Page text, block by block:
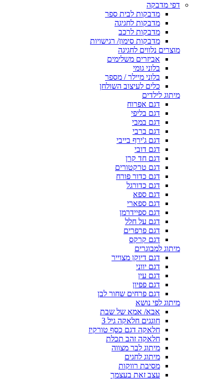
דפי מדבקה
מדבקות לבית ספר
מדבקות לחגיגה
מדבקות לרכב
מדבקות סימון/ רגישויות
מוצרים נלווים לחגיגה
אביזרים משלימים
בלוני גומי
בלוני מיילר / מספר
כלים לעיצוב השולחן
מיתוג לילדים
דגם אפרוח
דגם בליפי
דגם במבי
דגם ברבי
דגם ג'ירף בייבי
דגם דובי
דגם חד קרן
דגם טרקטורים
דגם כדור פורח
דגם כדורגל
דגם ספא
דגם ספארי
דגם ספיידרמן
דגם על חלל
דגם פרפרים
דגם קרקס
מיתוג למבוגרים
דגם דיוקן מצוייר
דגם יווני
דגם עין
דגם פפיון
דגם פרחים שחור לבן
מיתוג לפי נושא
אבא/ אמא של שבת
חוגגים חלאקה גיל 3
חלאקה דגם כסף טורקיז
חלאקה זהב תכלת
מיתוג לבר מצווה
מיתוג לחגים
מסיבת רווקות
עצב זאת בעצמך